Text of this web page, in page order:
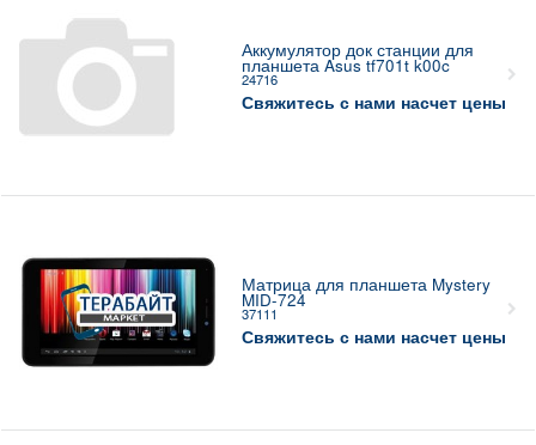
Аккумулятор док станции для
планшета Asus tf701t k00c
24716
Свяжитесь с нами насчет цены
Матрица для планшета Mystery
MID-724
37111
Свяжитесь с нами насчет цены